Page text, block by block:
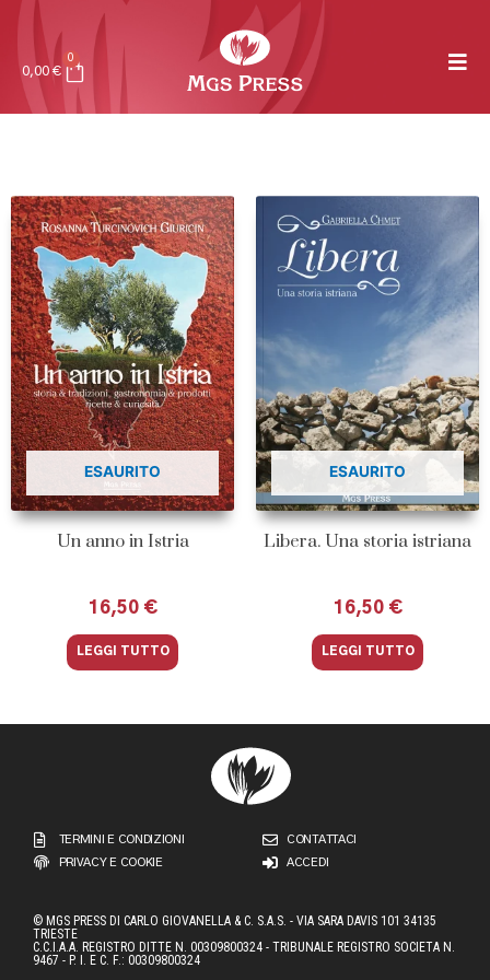
0,00€
0
ESAURITO
Un anno in Istria
16,50 €
LEGGI TUTTO
ESAURITO
Libera. Una storia istriana
16,50 €
LEGGI TUTTO
TERMINI E CONDIZIONI
PRIVACY E COOKIE
CONTATTACI
ACCEDI
© MGS PRESS DI CARLO GIOVANELLA & C. S.A.S. - VIA SARA DAVIS 101 34135
TRIESTE
C.C.I.A.A. REGISTRO DITTE N. 00309800324 - TRIBUNALE REGISTRO SOCIETA N.
9467 - P. I. E C. F.: 00309800324